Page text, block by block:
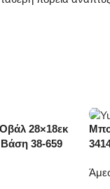
28×18εκ
38-659
-